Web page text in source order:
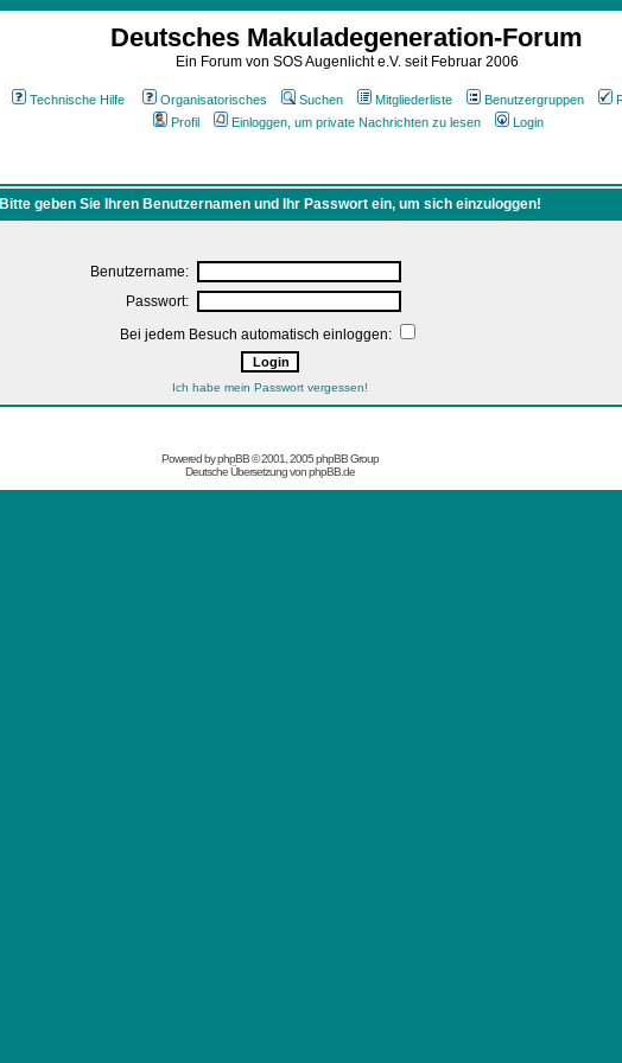
Deutsches Makuladegeneration-Forum
Ein Forum von SOS Augenlicht e.V. seit Februar 2006
Technische Hilfe Organisatorisches Suchen Mitgliederliste Benutzergruppen
Profil
Einloggen, um private Nachrichten zu lesen Login
Bitte geben Sie Ihren Benutzernamen und Ihr Passwort ein, um sich einzuloggen!
Benutzername:
Passwort:
Bei jedem Besuch automatisch einloggen:
Ich habe mein Passwort vergessen!
Powered byphpBB© 2001, 2005 phpBB Group
Deutsche Übersetzung vonphpBB.de